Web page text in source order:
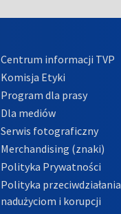
Centrum informacji TVP
Komisja Etyki
Program dla prasy
Dla mediów
Serwis fotograficzny
Merchandising (znaki)
Polityka Prywatności
Polityka przeciwdziałania
nadużyciom i korupcji